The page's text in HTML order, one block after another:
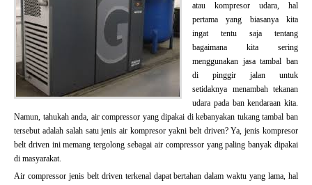
atau kompresor udara, hal
pertama yang biasanya kita
ingat tentu saja tentang
bagaimana kita sering
menggunakan jasa tambal ban
di pinggir jalan untuk
setidaknya menambah tekanan
udara pada ban kendaraan kita.
Namun, tahukah anda, air compressor yang dipakai di kebanyakan tukang tambal ban
tersebut adalah salah satu jenis air kompresor yakni belt driven? Ya, jenis kompresor
belt driven ini memang tergolong sebagai air compressor yang paling banyak dipakai
di masyarakat.
Air compressor jenis belt driven terkenal dapat bertahan dalam waktu yang lama, hal